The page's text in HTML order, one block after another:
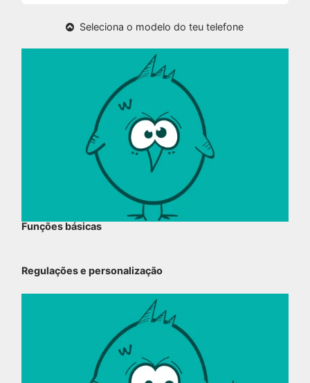
Seleciona o modelo do teu telefone
Funções básicas
Regulações e personalização